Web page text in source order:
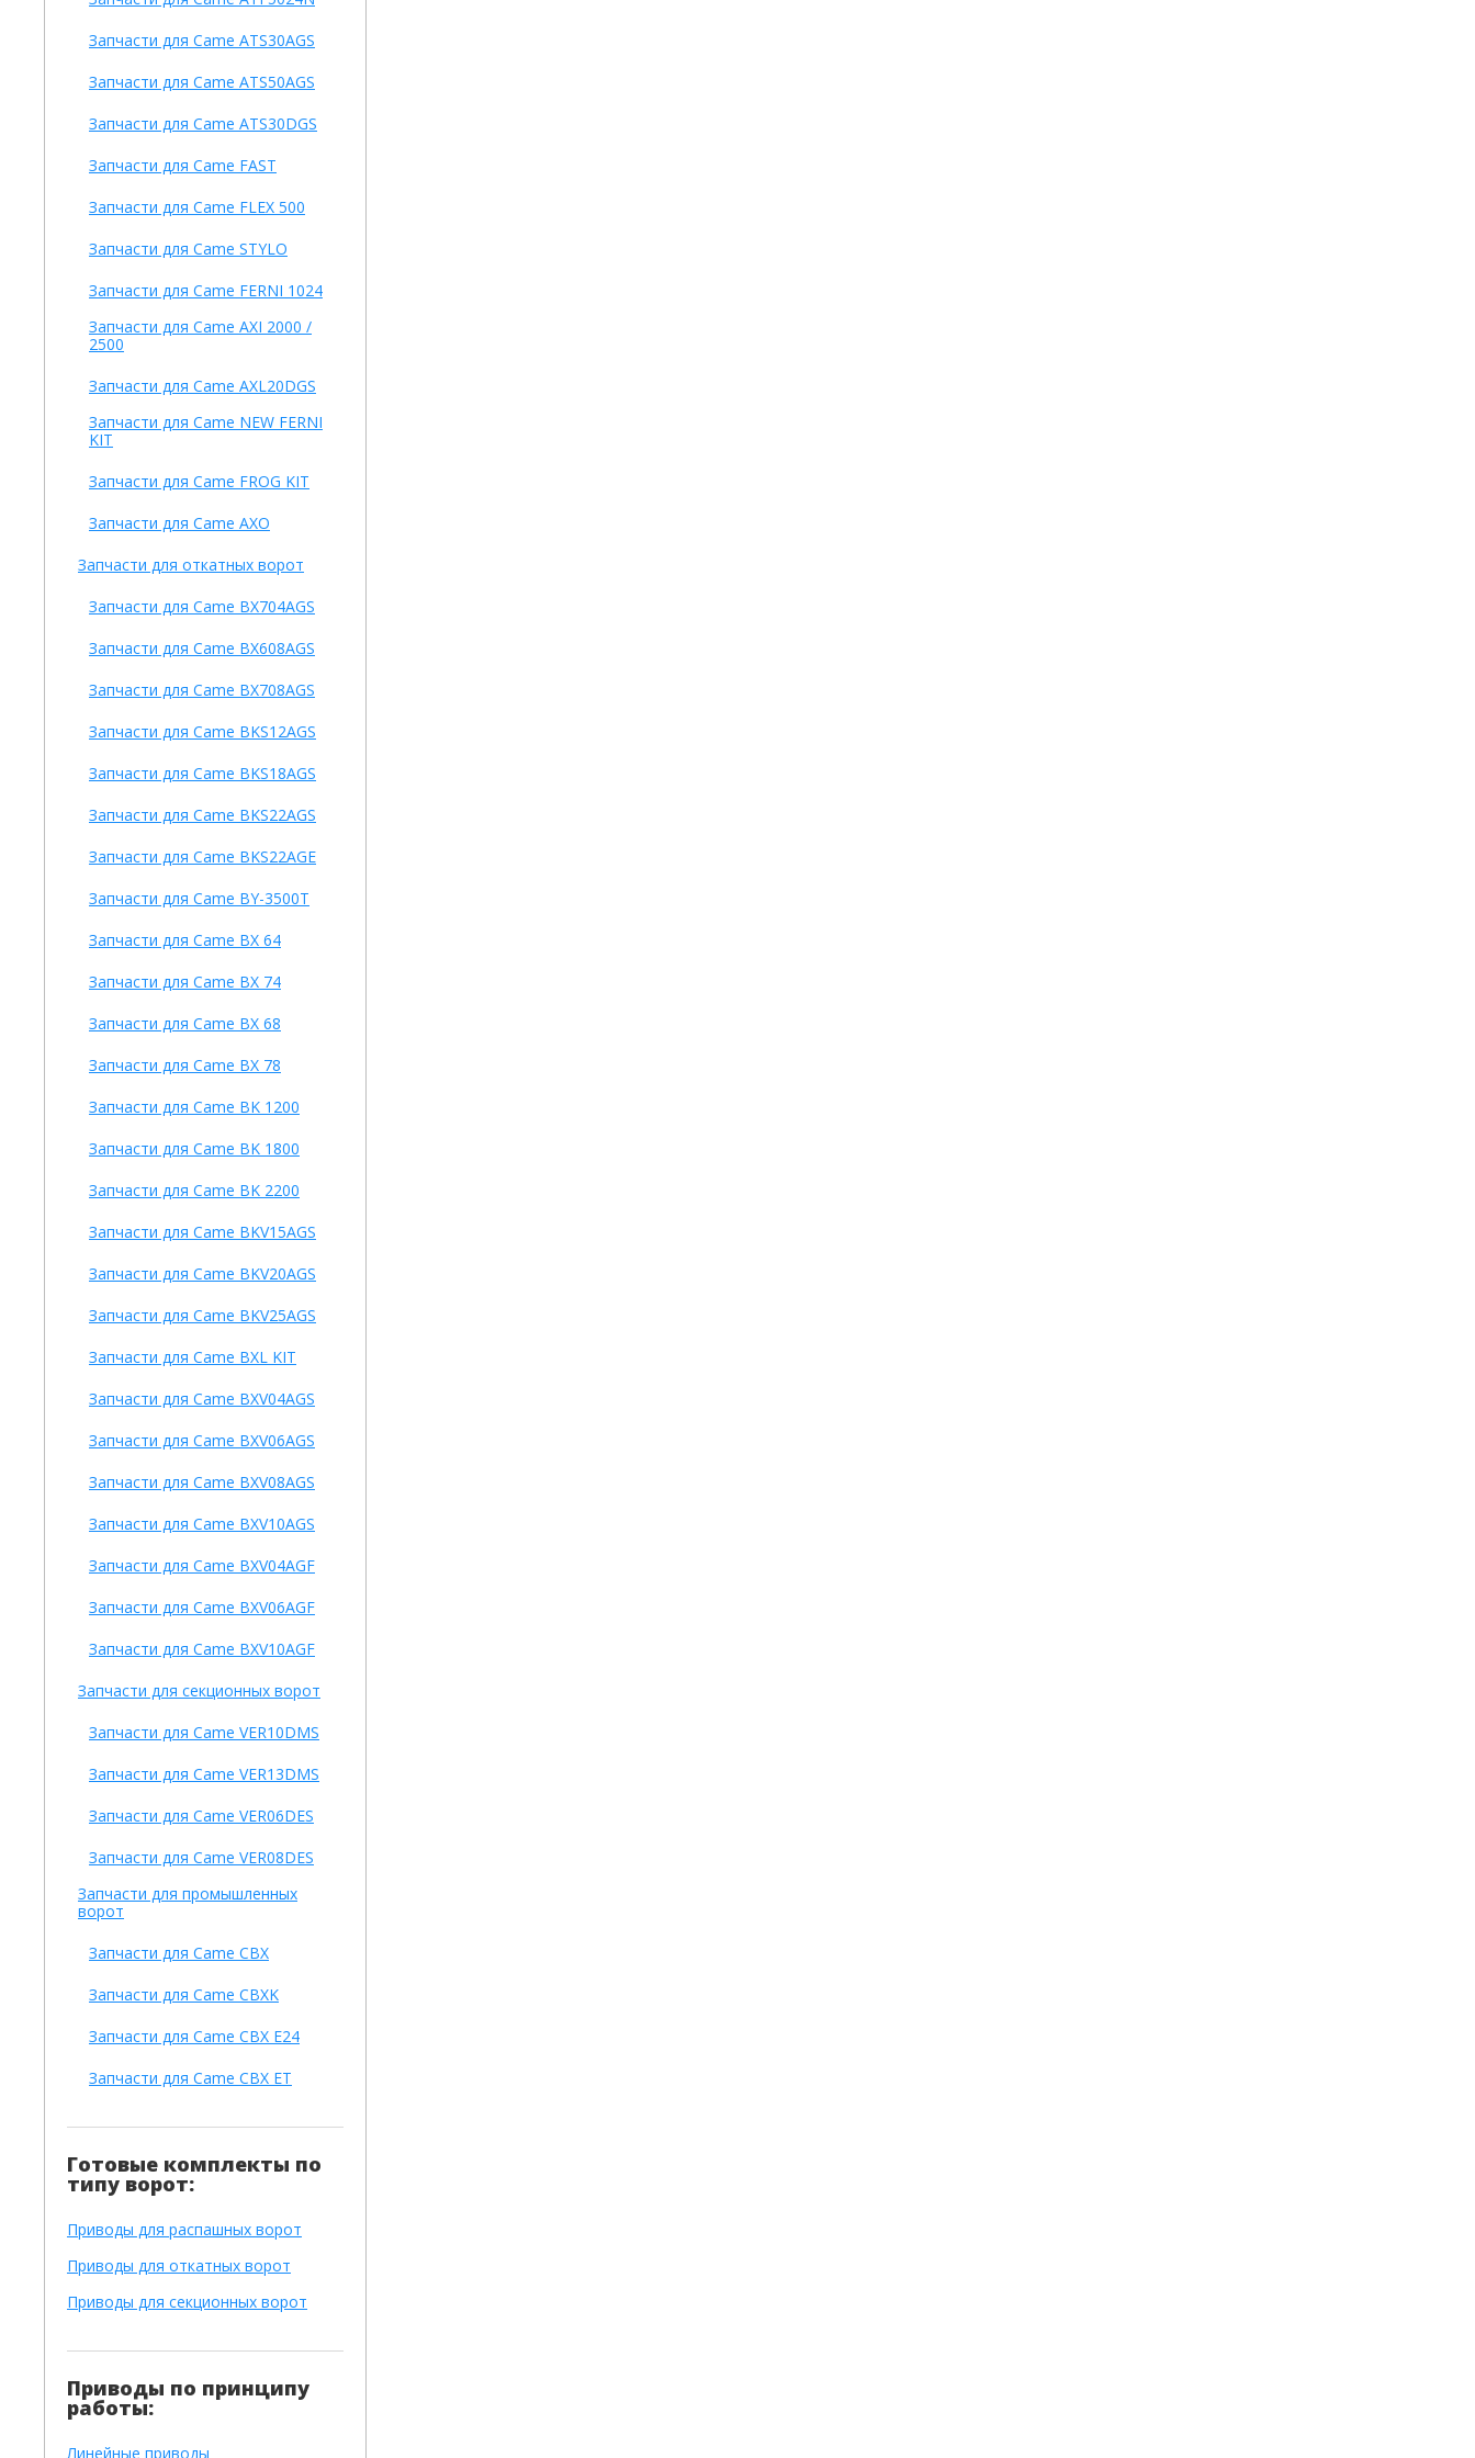
Запчасти для Came ATS30AGS
Запчасти для Came ATS50AGS
Запчасти для Came ATS30DGS
Запчасти для Came FAST
Запчасти для Came FLEX 500
Запчасти для Came STYLO
Запчасти для Came FERNI 1024
Запчасти для Came AXI 2000 /
2500
Запчасти для Came AXL20DGS
Запчасти для Came NEW FERNI
KIT
Запчасти для Came FROG KIT
Запчасти для Came AXO
Запчасти для откатных ворот
Запчасти для Came BX704AGS
Запчасти для Came BX608AGS
Запчасти для Came BX708AGS
Запчасти для Came BKS12AGS
Запчасти для Came BKS18AGS
Запчасти для Came BKS22AGS
Запчасти для Came BKS22AGE
Запчасти для Came BY-3500T
Запчасти для Came BX 64
Запчасти для Came BX 74
Запчасти для Came BX 68
Запчасти для Came BX 78
Запчасти для Came BK 1200
Запчасти для Came BK 1800
Запчасти для Came BK 2200
Запчасти для Came BKV15AGS
Запчасти для Came BKV20AGS
Запчасти для Came BKV25AGS
Запчасти для Came BXL KIT
Запчасти для Came BXV04AGS
Запчасти для Came BXV06AGS
Запчасти для Came BXV08AGS
Запчасти для Came BXV10AGS
Запчасти для Came BXV04AGF
Запчасти для Came BXV06AGF
Запчасти для Came BXV10AGF
Запчасти для секционных ворот
Запчасти для Came VER10DMS
Запчасти для Came VER13DMS
Запчасти для Came VER06DES
Запчасти для Came VER08DES
Запчасти для промышленных
ворот
Запчасти для Came CBX
Запчасти для Came CBXK
Запчасти для Came CBX E24
Запчасти для Came CBX ET
Готовые комплекты по
типу ворот:
Приводы для распашных ворот
Приводы для откатных ворот
Приводы для секционных ворот
Приводы по принципу
работы:
Линейные приводы